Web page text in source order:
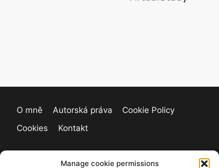
Manage cookie permissions
O mně Autorská práva
Cookie Policy
Cookies
Kontakt